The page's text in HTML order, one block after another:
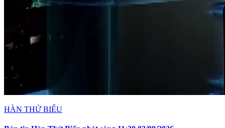
HÀN THỬ BIỂU